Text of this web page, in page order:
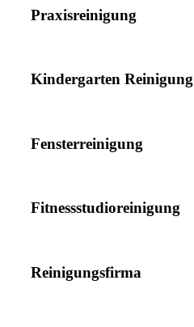
Praxisreinigung
Kindergarten Reinigung
Fensterreinigung
Fitnessstudioreinigung
Reinigungsfirma